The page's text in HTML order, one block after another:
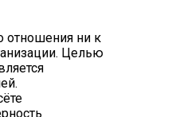
отношения ни к
Целью